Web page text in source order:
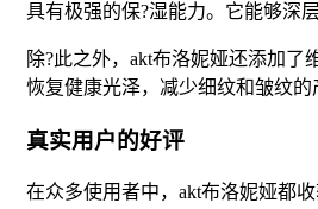
具有极强的保?湿能力。它能够深
除?此之外，akt布洛妮娅还添加
恢复健康光泽，减少细纹和皱纹的
真实用户的好评
在众多使用者中，akt布洛妮娅都